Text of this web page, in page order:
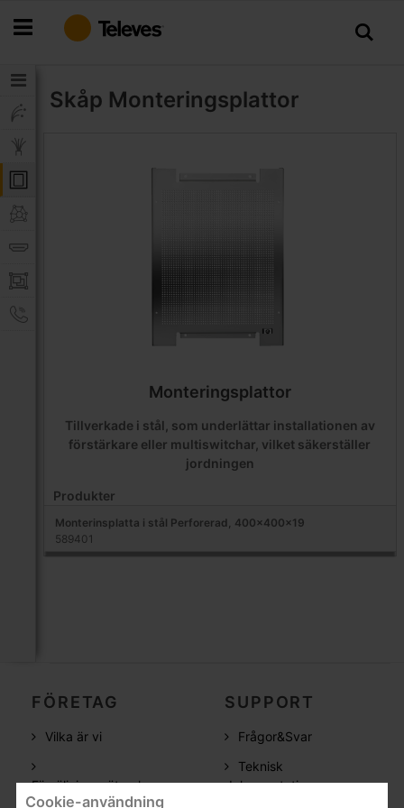
till
Skåp Monteringsplattor
Monteringsplattor
Tillverkade i stål, som underlättar installationen av
förstärkare eller multiswitchar, vilket säkerställer
jordningen
Produkter
Monterinsplatta i stål Perforerad, 400x400x19
589401
FÖRETAG
Vilka är vi
Försäljningsnätverk
SUPPORT
Frågor&Svar
Teknisk
dokumentation
Cookie-användning